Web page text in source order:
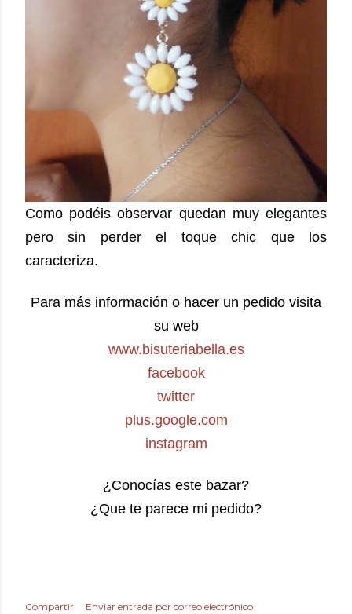
Como podéis observar quedan muy elegantes
pero sin perder el toque chic que los
caracteriza.
Para más información o hacer un pedido visita
su web
www.bisuteriabella.es
facebook
twitter
plus.google.com
instagram
¿Conocías este bazar?
¿Que te parece mi pedido?
Compartir
Enviar entrada por correo electrónico